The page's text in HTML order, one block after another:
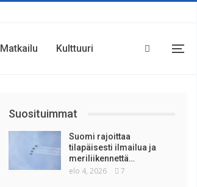
Matkailu Kulttuuri
Suosituimmat
Suomi rajoittaa
tilapäisesti ilmailua ja
meriliikennettä…
elo 4, 2026 7